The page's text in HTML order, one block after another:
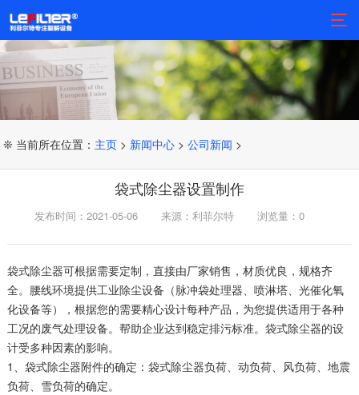
❊ 当前所在位置： 主页 > 新闻中心 >公司新闻 >
袋式除尘器设置制作
发布时间：2021-05-06 来源：利菲尔特 浏览量： 0
袋式除尘器可根据需要定制，直接由厂家销售，材质优良，规格齐
全。腰线环境提供工业除尘设备（脉冲袋处理器、喷淋塔、光催化氧
化设备等），根据您的需要精心设计每种产品，为您提供适用于各种
工况的废气处理设备。帮助企业达到稳定排污标准。袋式除尘器的设
计受多种因素的影响。
1、袋式除尘器附件的确定：袋式除尘器负荷、动负荷、风负荷、地震
负荷、雪负荷的确定。